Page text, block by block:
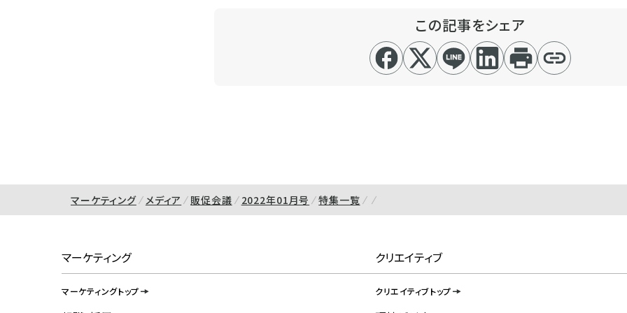
この記事をシェア
マーケティング メディア 販促会議 2022年01月号 特集一覧
マーケティング
マーケティングトップ
クリエイティブ
クリエイティブトップ